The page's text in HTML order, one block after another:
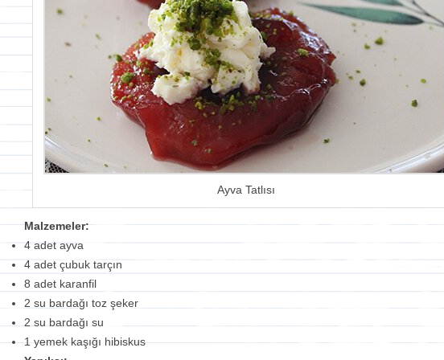
Ayva Tatlısı
Malzemeler:
4 adet ayva
4 adet çubuk tarçın
8 adet karanfil
2 su bardağı toz şeker
2 su bardağı su
1 yemek kaşığı hibiskus